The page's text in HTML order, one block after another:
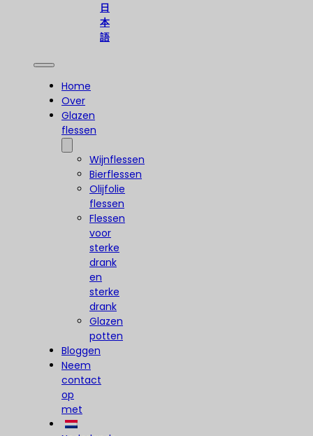
日
本
語
Home
Over
Glazen
flessen
Wijnflessen
Bierflessen
Olijfolie
flessen
Flessen
voor
sterke
drank
en
sterke
drank
Glazen
potten
Bloggen
Neem
contact
op
met